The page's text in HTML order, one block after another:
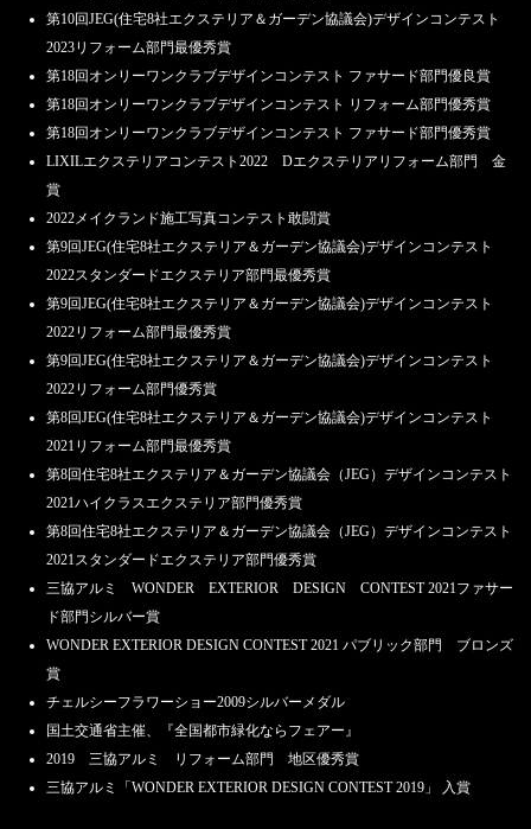
第10回JEG(住宅8社エクステリア＆ガーデン協議会)デザインコンテスト
2023リフォーム部門最優秀賞
第18回オンリーワンクラブデザインコンテスト ファサード部門優良賞
第18回オンリーワンクラブデザインコンテスト リフォーム部門優秀賞
第18回オンリーワンクラブデザインコンテスト ファサード部門優秀賞
LIXILエクステリアコンテスト2022 Dエクステリアリフォーム部門 金
賞
2022メイクランド施工写真コンテスト敢闘賞
第9回JEG(住宅8社エクステリア＆ガーデン協議会)デザインコンテスト
2022スタンダードエクステリア部門最優秀賞
第9回JEG(住宅8社エクステリア＆ガーデン協議会)デザインコンテスト
2022リフォーム部門最優秀賞
第9回JEG(住宅8社エクステリア＆ガーデン協議会)デザインコンテスト
2022リフォーム部門優秀賞
第8回JEG(住宅8社エクステリア＆ガーデン協議会)デザインコンテスト
2021リフォーム部門最優秀賞
第8回住宅8社エクステリア＆ガーデン協議会（JEG）デザインコンテスト
2021ハイクラスエクステリア部門優秀賞
第8回住宅8社エクステリア＆ガーデン協議会（JEG）デザインコンテスト
2021スタンダードエクステリア部門優秀賞
三協アルミ WONDER EXTERIOR DESIGN CONTEST 2021ファサー
ド部門シルバー賞
WONDER EXTERIOR DESIGN CONTEST 2021 パブリック部門 ブロンズ
賞
チェルシーフラワーショー2009シルバーメダル
国土交通省主催、『全国都市緑化ならフェアー』
2019 三協アルミ リフォーム部門 地区優秀賞
三協アルミ「WONDER EXTERIOR DESIGN CONTEST 2019」 入賞